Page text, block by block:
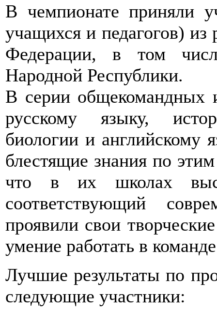
В чемпионате приняли
учащихся и педагогов) из
Федерации, в том
Народной Республики.
В серии общекомандных
русскому языку,
биологии и английскому
блестящие знания по
что в их школах
соответствующий
проявили свои
умение работать в
Лучшие результаты по
следующие участники: